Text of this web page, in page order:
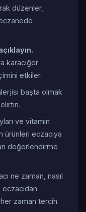
düzenler;
karaciğer
etkiler.
başta olmak
ve vitamin
ürünleri eczacıya
değerlendirme
ne zaman, nasıl
eczacıdan
zaman tercih